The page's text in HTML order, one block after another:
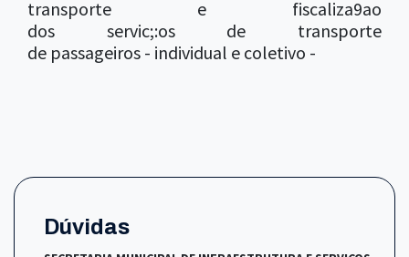
transporte e fiscaliza9ao
dos servic;:os de transporte
de passageiros - individual e coletivo -
Dúvidas